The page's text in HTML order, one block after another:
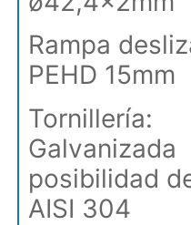
Rampa
PEHD 15mm
Tornillería:
Galvanizada
posibilidad
AISI 304